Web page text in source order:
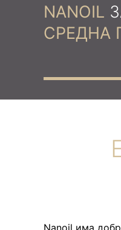
NANOIL
СРЕДНА
Nanoil има